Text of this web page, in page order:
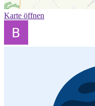
Karte öffnen